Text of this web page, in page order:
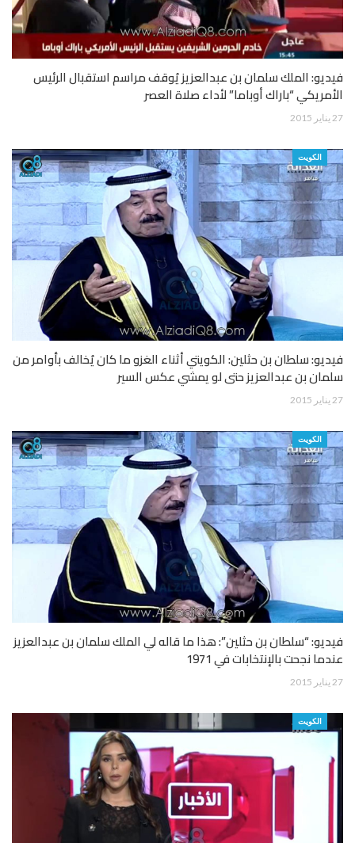
فيديو: الملك سلمان بن عبدالعزيز يُوقف مراسم استقبال الرئيس
الأمريكي “باراك أوباما” لأداء صلاة العصر
27 يناير 2015
الكويت
فيديو: سلطان بن حثلين: الكويتي أثناء الغزو ما كان يُخالف بأوامر من
سلمان بن عبدالعزيز حتى لو يمشي عكس السير
27 يناير 2015
الكويت
فيديو: “سلطان بن حثلين”: هذا ما قاله لي الملك سلمان بن عبدالعزيز
عندما نجحت بالإنتخابات في 1971
27 يناير 2015
الكويت